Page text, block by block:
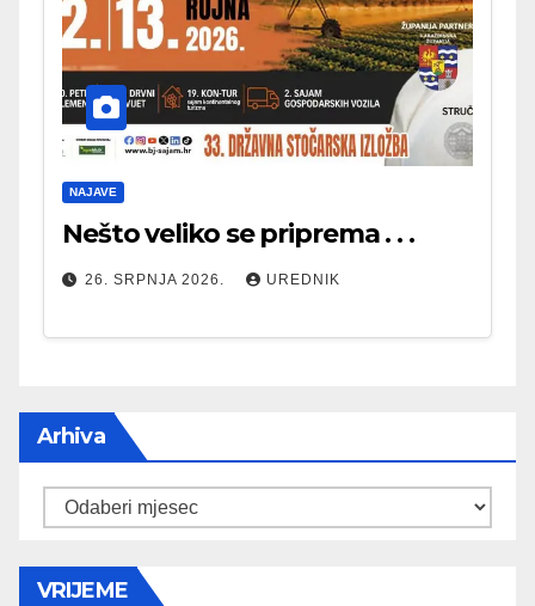
NAJAVE
Nešto veliko se priprema . . .
26. SRPNJA 2026. UREDNIK
Arhiva
Arhiva
VRIJEME